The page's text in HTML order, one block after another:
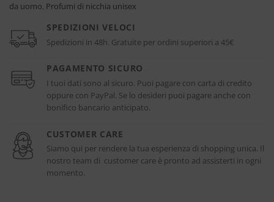
da uomo, Profumi di nicchia unisex
SPEDIZIONI VELOCI
Spedizioni in 48h. Gratuite per ordini superiori a 45€
PAGAMENTO SICURO
I tuoi dati sono al sicuro. Puoi pagare con carta di credito
oppure con PayPal. Se lo desideri puoi pagare anche con
bonifico bancario anticipato.
CUSTOMER CARE
Siamo qui per rendere la tua esperienza di shopping unica. Il
nostro team di customer care è pronto ad assisterti in ogni
momento.